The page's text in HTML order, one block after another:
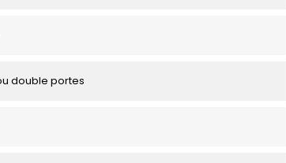
double portes